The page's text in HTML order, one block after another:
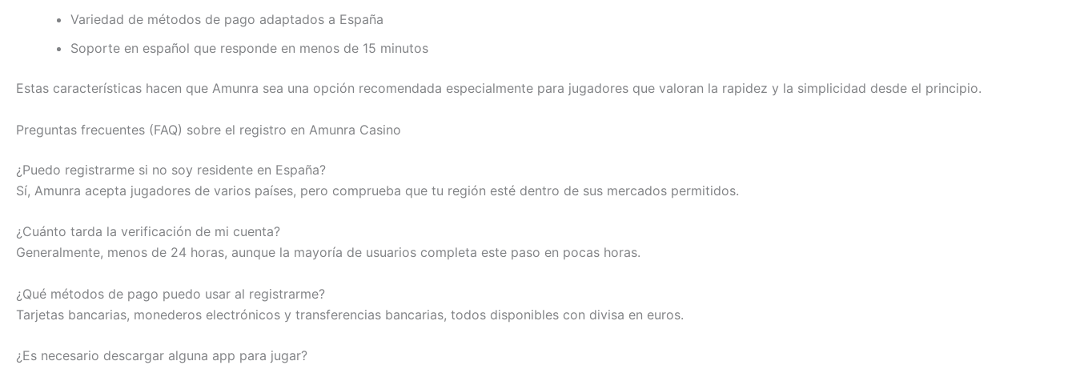
Variedad de métodos de pago adaptados a España
Soporte en español que responde en menos de 15 minutos
Estas características hacen que Amunra sea una opción recomendada especialmente para jugadores que valoran la rapidez y la simplicidad desde el principio.
Preguntas frecuentes (FAQ) sobre el registro en Amunra Casino
¿Puedo registrarme si no soy residente en España?
Sí, Amunra acepta jugadores de varios países, pero comprueba que tu región esté dentro de sus mercados permitidos.
¿Cuánto tarda la verificación de mi cuenta?
Generalmente, menos de 24 horas, aunque la mayoría de usuarios completa este paso en pocas horas.
¿Qué métodos de pago puedo usar al registrarme?
Tarjetas bancarias, monederos electrónicos y transferencias bancarias, todos disponibles con divisa en euros.
¿Es necesario descargar alguna app para jugar?